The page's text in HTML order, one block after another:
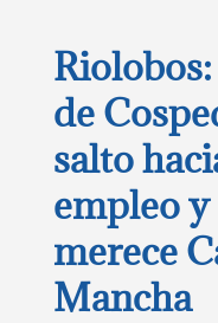
de
salto
empleo
merece
Mancha